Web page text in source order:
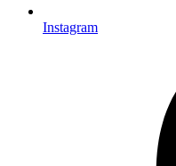
Instagram